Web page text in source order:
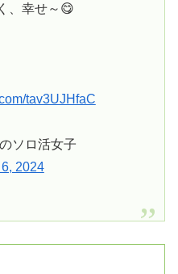
、幸せ～😋
tav3UJHfaC
ソロ活女子
2024